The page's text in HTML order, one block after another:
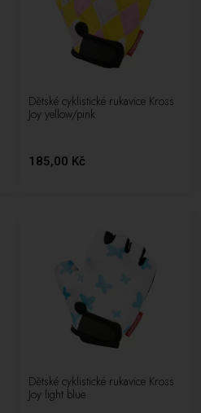
Dětské cyklistické rukavice Kross
Joy yellow/pink
185,00 Kč
Dětské cyklistické rukavice Kross
Joy light blue